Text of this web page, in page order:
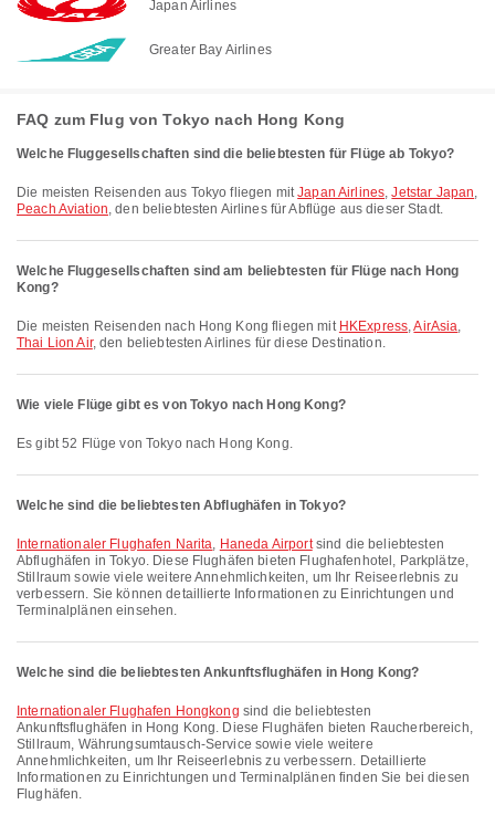
Japan Airlines
Greater Bay Airlines
FAQ zum Flug von Tokyo nach Hong Kong
Welche Fluggesellschaften sind die beliebtesten für Flüge ab Tokyo?
Die meisten Reisenden aus Tokyo fliegen mitJapan Airlines,Jetstar Japan,
Peach Aviation, den beliebtesten Airlines für Abflüge aus dieser Stadt.
Welche Fluggesellschaften sind am beliebtesten für Flüge nach Hong
Kong?
Die meisten Reisenden nach Hong Kong fliegen mit HKExpress,AirAsia,
Thai Lion Air, den beliebtesten Airlines für diese Destination.
Wie viele Flüge gibt es von Tokyo nach Hong Kong?
Es gibt 52 Flüge von Tokyo nach Hong Kong.
Welche sind die beliebtesten Abflughäfen in Tokyo?
Internationaler Flughafen Narita, Haneda Airportsind die beliebtesten
Abflughäfen in Tokyo. Diese Flughäfen bieten Flughafenhotel, Parkplätze,
Stillraum sowie viele weitere Annehmlichkeiten, um Ihr Reiseerlebnis zu
verbessern. Sie können detaillierte Informationen zu Einrichtungen und
Terminalplänen einsehen.
Welche sind die beliebtesten Ankunftsflughäfen in Hong Kong?
Internationaler Flughafen Hongkong sind die beliebtesten
Ankunftsflughäfen in Hong Kong. Diese Flughäfen bieten Raucherbereich,
Stillraum, Währungsumtausch-Service sowie viele weitere
Annehmlichkeiten, um Ihr Reiseerlebnis zu verbessern. Detaillierte
Informationen zu Einrichtungen und Terminalplänen finden Sie bei diesen
Flughäfen.